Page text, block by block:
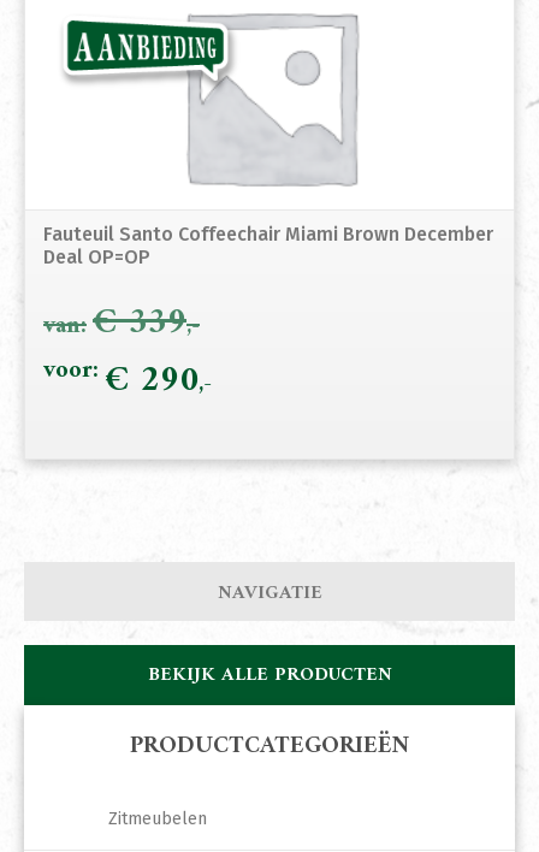
Fauteuil Santo Coffeechair Miami Brown December
Deal OP=OP
€339
Oorspronkelijke
€ 290
NAVIGATIE
BEKIJK ALLE PRODUCTEN
PRODUCTCATEGORIEËN
Zitmeubelen